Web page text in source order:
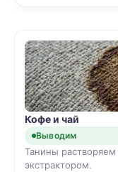
Кофе и чай
Выводим
Танины
экстрактором.